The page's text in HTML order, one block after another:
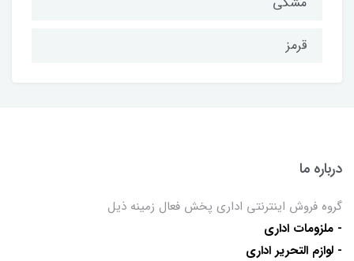
قرمز
درباره ما
گروه فروش اینترنتی اداری پخش فعال زمینه ذیل
- ملزومات اداری
- لوازم التحریر اداری